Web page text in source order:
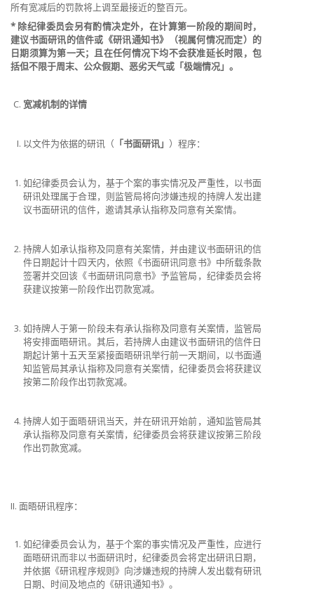
所有宽减后的罚款将上调至最接近的整百元。
* 除纪律委员会另有酌情决定外，在计算第一阶段的期间时，
建议书面研讯的信件或《研讯通知书》（视属何情况而定）的
日期须算为第一天；且在任何情况下均不会获准延长时限，包
括但不限于周末、公众假期、恶劣天气或「极端情况」。
宽减机制的详情
以文件为依据的研讯（ 「书面研讯」 ）程序：
如纪律委员会认为，基于个案的事实情况及严重性，以书面
研讯处理属于合理，则监管局将向涉嫌违规的持牌人发出建
议书面研讯的信件，邀请其承认指称及同意有关案情。
持牌人如承认指称及同意有关案情，并由建议书面研讯的信
件日期起计十四天内，依照《书面研讯同意书》中所载条款
签署并交回该《书面研讯同意书》予监管局，纪律委员会将
获建议按第一阶段作出罚款宽减。
如持牌人于第一阶段未有承认指称及同意有关案情，监管局
将安排面晤研讯。其后，若持牌人由建议书面研讯的信件日
期起计第十五天至紧接面晤研讯举行前一天期间，以书面通
知监管局其承认指称及同意有关案情，纪律委员会将获建议
按第二阶段作出罚款宽减。
持牌人如于面晤研讯当天，并在研讯开始前，通知监管局其
承认指称及同意有关案情，纪律委员会将获建议按第三阶段
作出罚款宽减。
II. 面晤研讯程序：
如纪律委员会认为，基于个案的事实情况及严重性，应进行
面晤研讯而非以书面研讯时，纪律委员会将定出研讯日期，
并依据《研讯程序规则》向涉嫌违规的持牌人发出载有研讯
日期、时间及地点的《研讯通知书》。